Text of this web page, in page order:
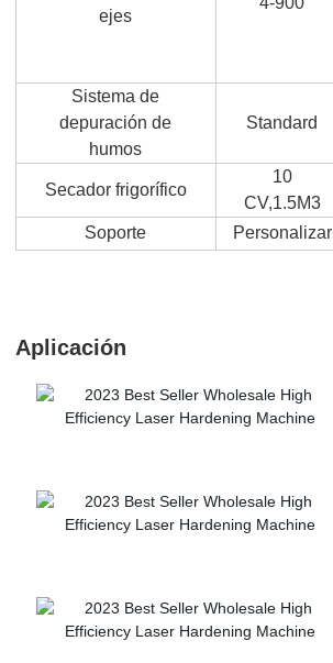
ejes
Sistema de
depuración de
humos
Standard
Secador frigorífico
10
CV,1.5M3
Soporte Personalizar
Aplicación